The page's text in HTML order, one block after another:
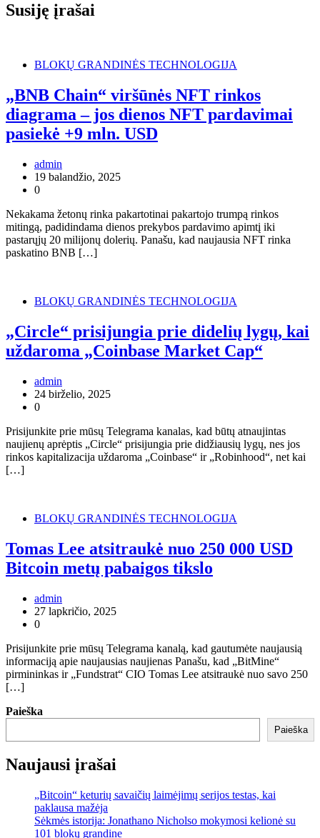
Susiję įrašai
BLOKŲ GRANDINĖS TECHNOLOGIJA
„BNB Chain“ viršūnės NFT rinkos
diagrama – jos dienos NFT pardavimai
pasiekė +9 mln. USD
admin
19 balandžio, 2025
0
Nekakama žetonų rinka pakartotinai pakartojo trumpą rinkos
mitingą, padidindama dienos prekybos pardavimo apimtį iki
pastarųjų 20 milijonų dolerių. Panašu, kad naujausia NFT rinka
paskatino BNB […]
BLOKŲ GRANDINĖS TECHNOLOGIJA
„Circle“ prisijungia prie didelių lygų, kai
uždaroma „Coinbase Market Cap“
admin
24 birželio, 2025
0
Prisijunkite prie mūsų Telegrama kanalas, kad būtų atnaujintas
naujienų aprėptis „Circle“ prisijungia prie didžiausių lygų, nes jos
rinkos kapitalizacija uždaroma „Coinbase“ ir „Robinhood“, net kai
[…]
BLOKŲ GRANDINĖS TECHNOLOGIJA
Tomas Lee atsitraukė nuo 250 000 USD
Bitcoin metų pabaigos tikslo
admin
27 lapkričio, 2025
0
Prisijunkite prie mūsų Telegrama kanalą, kad gautumėte naujausią
informaciją apie naujausias naujienas Panašu, kad „BitMine“
pirmininkas ir „Fundstrat“ CIO Tomas Lee atsitraukė nuo savo 250
[…]
Paieška
Paieška
Naujausi įrašai
„Bitcoin“ keturių savaičių laimėjimų serijos testas, kai
paklausa mažėja
Sėkmės istorija: Jonathano Nicholso mokymosi kelionė su
101 blokų grandine